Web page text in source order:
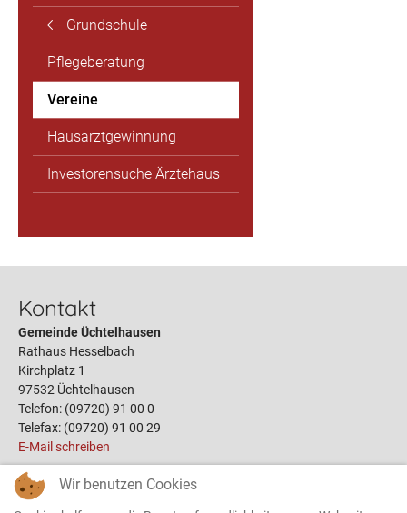
Grundschule
Pflegeberatung
Vereine
Hausarztgewinnung
Investorensuche Ärztehaus
Kontakt
Gemeinde Üchtelhausen
Rathaus Hesselbach
Kirchplatz 1
97532 Üchtelhausen
Telefon: (09720) 91 00 0
Telefax: (09720) 91 00 29
E-Mail schreiben
Links
Wir benutzen Cookies